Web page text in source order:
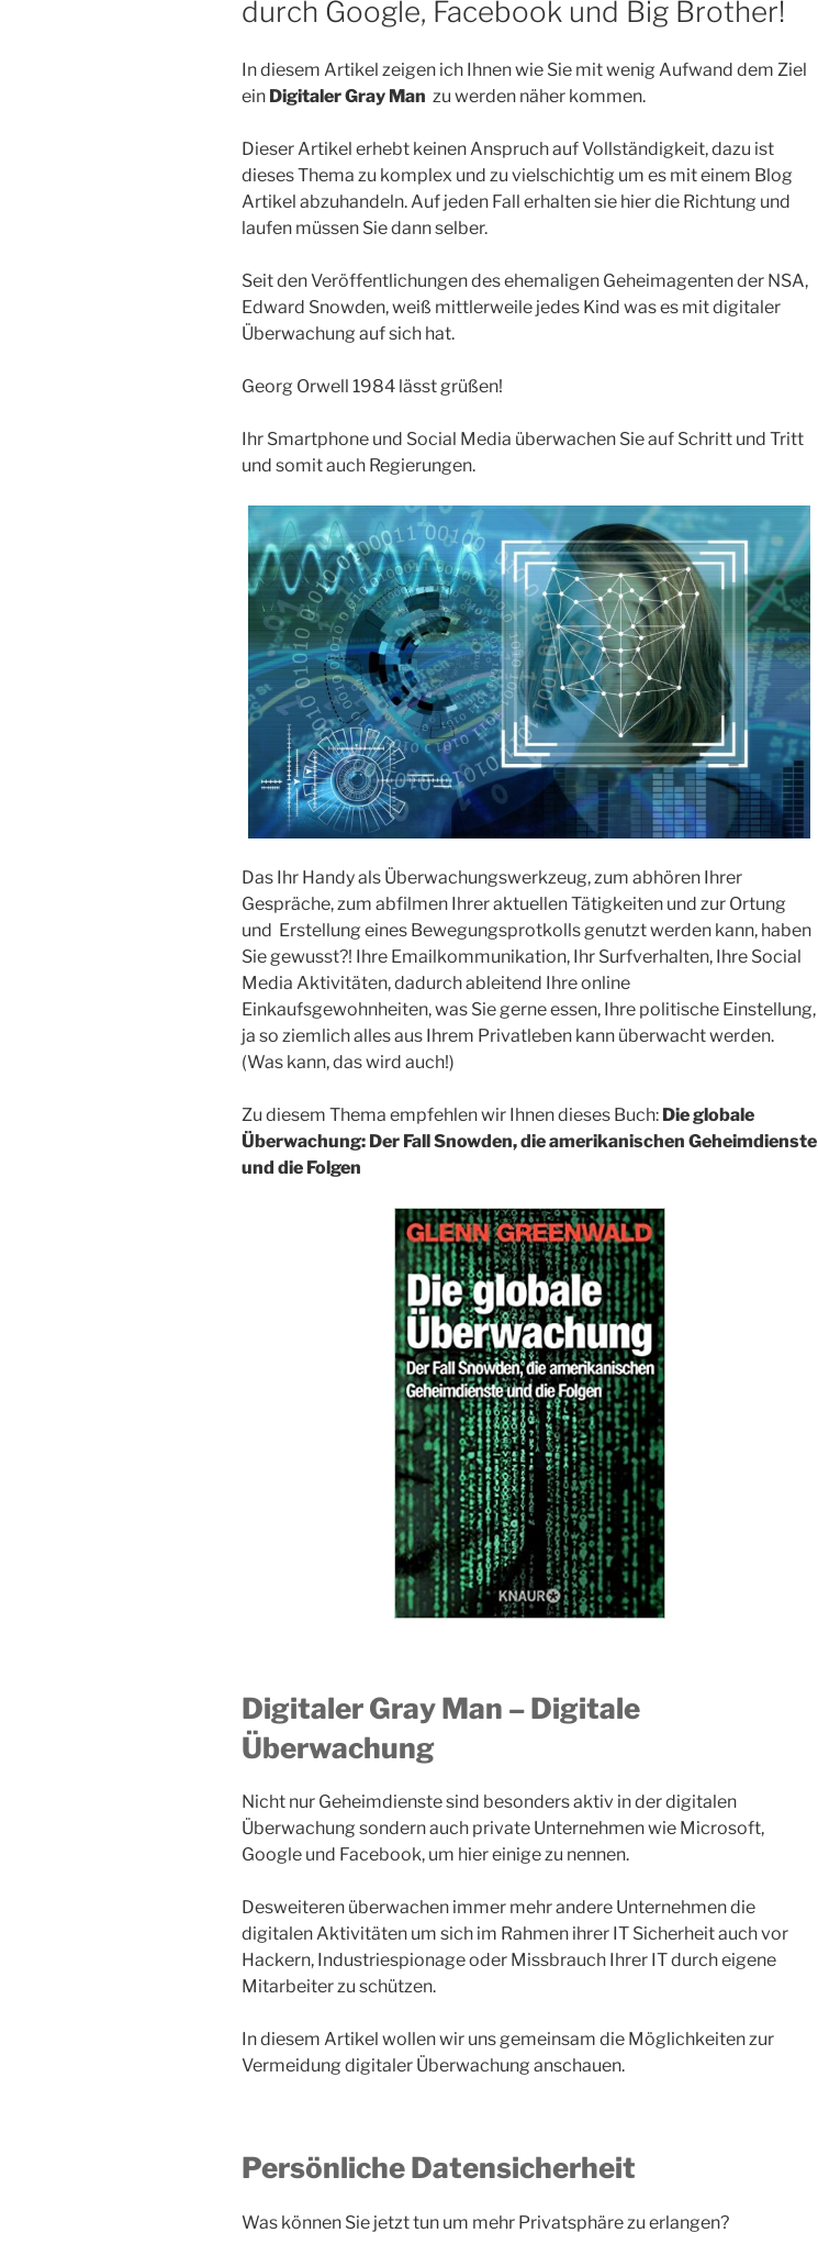
durch Google, Facebook und Big Brother!
In diesem Artikel zeigen ich Ihnen wie Sie mit wenig Aufwand dem Ziel
ein Digitaler Gray Man zu werden näher kommen.
Dieser Artikel erhebt keinen Anspruch auf Vollständigkeit, dazu ist
dieses Thema zu komplex und zu vielschichtig um es mit einem Blog
Artikel abzuhandeln. Auf jeden Fall erhalten sie hier die Richtung und
laufen müssen Sie dann selber.
Seit den Veröffentlichungen des ehemaligen Geheimagenten der NSA,
Edward Snowden, weiß mittlerweile jedes Kind was es mit digitaler
Überwachung auf sich hat.
Georg Orwell 1984 lässt grüßen!
Ihr Smartphone und Social Media überwachen Sie auf Schritt und Tritt
und somit auch Regierungen.
Das Ihr Handy als Überwachungswerkzeug, zum abhören Ihrer
Gespräche, zum abfilmen Ihrer aktuellen Tätigkeiten und zur Ortung
und Erstellung eines Bewegungsprotkolls genutzt werden kann, haben
Sie gewusst?! Ihre Emailkommunikation, Ihr Surfverhalten, Ihre Social
Media Aktivitäten, dadurch ableitend Ihre online
Einkaufsgewohnheiten, was Sie gerne essen, Ihre politische Einstellung,
ja so ziemlich alles aus Ihrem Privatleben kann überwacht werden.
(Was kann, das wird auch!)
Zu diesem Thema empfehlen wir Ihnen dieses Buch: Die globale
Überwachung: Der Fall Snowden, die amerikanischen Geheimdienste
und die Folgen
Digitaler Gray Man – Digitale
Überwachung
Nicht nur Geheimdienste sind besonders aktiv in der digitalen
Überwachung sondern auch private Unternehmen wie Microsoft,
Google und Facebook, um hier einige zu nennen.
Desweiteren überwachen immer mehr andere Unternehmen die
digitalen Aktivitäten um sich im Rahmen ihrer IT Sicherheit auch vor
Hackern, Industriespionage oder Missbrauch Ihrer IT durch eigene
Mitarbeiter zu schützen.
In diesem Artikel wollen wir uns gemeinsam die Möglichkeiten zur
Vermeidung digitaler Überwachung anschauen.
Persönliche Datensicherheit
Was können Sie jetzt tun um mehr Privatsphäre zu erlangen?